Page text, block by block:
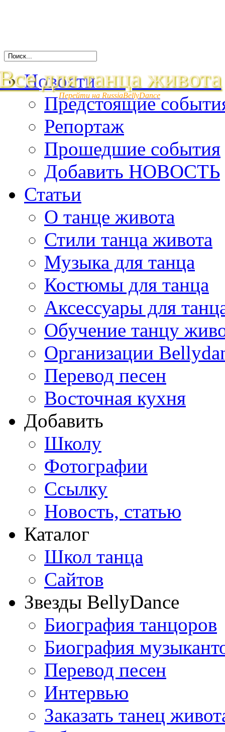
для танца живота
Перейти на RussiaBellyDance
Новости
Предстоящие
Репортаж
Прошедшие события
Добавить НОВОСТЬ
Статьи
О танце живота
Стили танца живота
Музыка для танца
Костюмы для танца
Аксессуары для
Обучение танцу
Организации
Перевод песен
Восточная кухня
Добавить
Школу
Фотографии
Ссылку
Новость, статью
Каталог
Школ танца
Сайтов
Звезды BellyDance
Биография танцоров
Биография
Перевод песен
Интервью
Заказать танец